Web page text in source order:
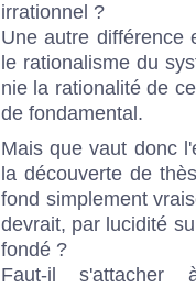
irrationnel ?
Une autre différence
le rationalisme du
nie la rationalité de
de fondamental.
Mais que vaut donc
la découverte de
fond simplement
devrait, par lucidité
fondé ?
Faut-il